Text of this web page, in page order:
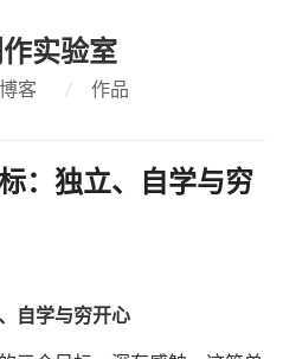
实验室
博客 / 作品
：独立、自学与穷
自学与穷开心